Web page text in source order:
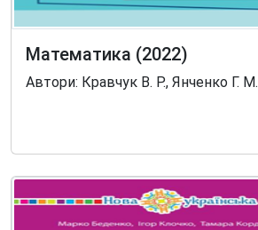
Математика (2022)
Автори: Кравчук В. Р., Янченко Г. М.